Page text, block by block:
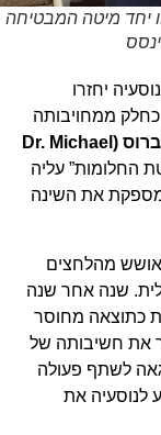
מיטה המבטיחה
יחזרו
ממחויבותה
(Dr. Michael
עליה
את השינה
מהלחצים
שנה אחר שנה
מחוסר
חשיבותה של
לשתף פעולה
את